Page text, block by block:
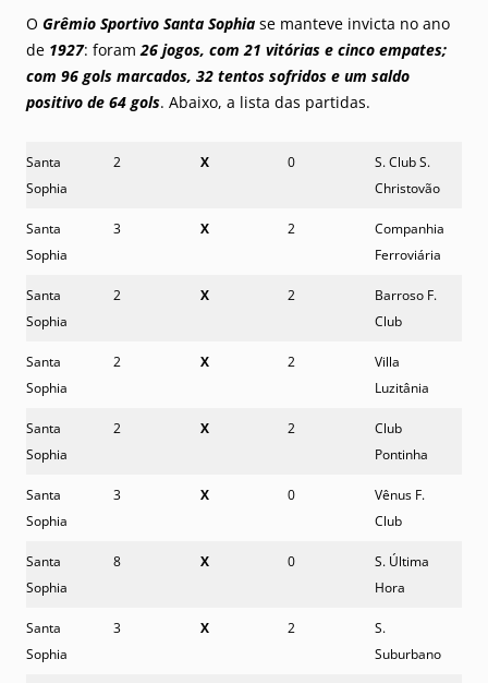
O Grêmio Sportivo Santa Sophia se manteve invicta no ano
de 1927: foram26 jogos, com 21 vitórias e cinco empates;
com 96 gols marcados, 32 tentos sofridos e um saldo
positivo de 64 gols. Abaixo, a lista das partidas.
Santa
Sophia
2 X 0
S. Club S.
Christovão
Santa
Sophia
3 X 2
Companhia
Ferroviária
Santa
Sophia
2 X 2
Barroso F.
Club
Santa
Sophia
2 X 2
Villa
Luzitânia
Santa
Sophia
2 X 2
Club
Pontinha
Santa
Sophia
3 X 0
Vênus F.
Club
Santa
Sophia
8 X 0
S. Última
Hora
Santa
Sophia
3 X 2
S.
Suburbano